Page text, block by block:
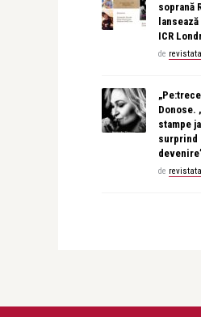
soprană
ICR
de
Donose.
stampe
surprind
de